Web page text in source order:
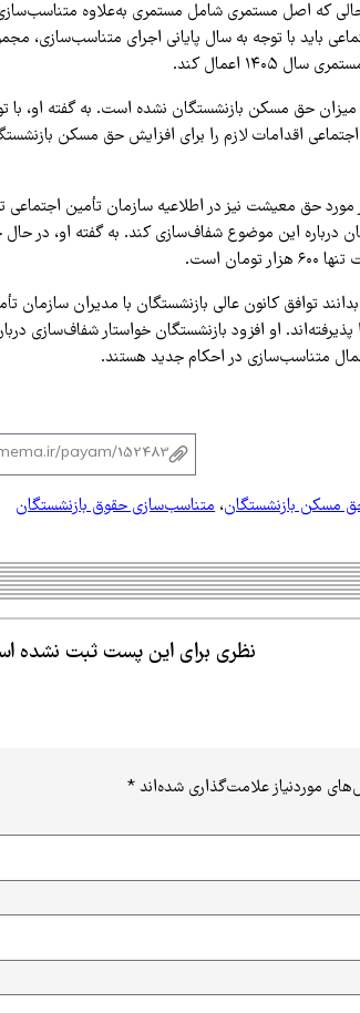
باید با توجه به سال پایانی اجرای متناسب‌سازی،
اعمال کند.
میزان حق مسکن بازنشستگان نشده است. به گفته او، با
حق معیشت نیز در اطلاعیه سازمان تأمین اجتماعی
درباره این موضوع شفاف‌سازی کند. به گفته او، در
توافق کانون عالی بازنشستگان با مدیران سازمان
پذیرفته‌اند. او افزود بازنشستگان خواستار شفاف‌سازی
متناسب‌سازی در احکام جدید هستند.
مسکن بازنشستگان،متناسب‌سازی حقوق بازنشستگان
نظری برای این پست ثبت نشده
موردنیاز علامت‌گذاری شده‌اند*